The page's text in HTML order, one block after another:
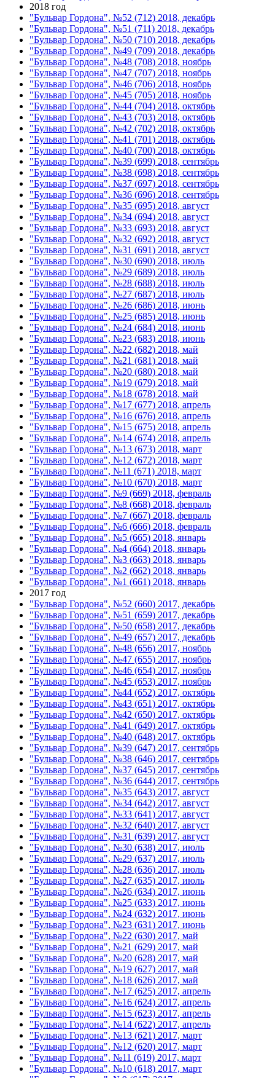
2018 год
"Бульвар Гордона", №52 (712) 2018, декабрь
"Бульвар Гордона", №51 (711) 2018, декабрь
"Бульвар Гордона", №50 (710) 2018, декабрь
"Бульвар Гордона", №49 (709) 2018, декабрь
"Бульвар Гордона", №48 (708) 2018, ноябрь
"Бульвар Гордона", №47 (707) 2018, ноябрь
"Бульвар Гордона", №46 (706) 2018, ноябрь
"Бульвар Гордона", №45 (705) 2018, ноябрь
"Бульвар Гордона", №44 (704) 2018, октябрь
"Бульвар Гордона", №43 (703) 2018, октябрь
"Бульвар Гордона", №42 (702) 2018, октябрь
"Бульвар Гордона", №41 (701) 2018, октябрь
"Бульвар Гордона", №40 (700) 2018, октябрь
"Бульвар Гордона", №39 (699) 2018, сентябрь
"Бульвар Гордона", №38 (698) 2018, сентябрь
"Бульвар Гордона", №37 (697) 2018, сентябрь
"Бульвар Гордона", №36 (696) 2018, сентябрь
"Бульвар Гордона", №35 (695) 2018, август
"Бульвар Гордона", №34 (694) 2018, август
"Бульвар Гордона", №33 (693) 2018, август
"Бульвар Гордона", №32 (692) 2018, август
"Бульвар Гордона", №31 (691) 2018, август
"Бульвар Гордона", №30 (690) 2018, июль
"Бульвар Гордона", №29 (689) 2018, июль
"Бульвар Гордона", №28 (688) 2018, июль
"Бульвар Гордона", №27 (687) 2018, июль
"Бульвар Гордона", №26 (686) 2018, июнь
"Бульвар Гордона", №25 (685) 2018, июнь
"Бульвар Гордона", №24 (684) 2018, июнь
"Бульвар Гордона", №23 (683) 2018, июнь
"Бульвар Гордона", №22 (682) 2018, май
"Бульвар Гордона", №21 (681) 2018, май
"Бульвар Гордона", №20 (680) 2018, май
"Бульвар Гордона", №19 (679) 2018, май
"Бульвар Гордона", №18 (678) 2018, май
"Бульвар Гордона", №17 (677) 2018, апрель
"Бульвар Гордона", №16 (676) 2018, апрель
"Бульвар Гордона", №15 (675) 2018, апрель
"Бульвар Гордона", №14 (674) 2018, апрель
"Бульвар Гордона", №13 (673) 2018, март
"Бульвар Гордона", №12 (672) 2018, март
"Бульвар Гордона", №11 (671) 2018, март
"Бульвар Гордона", №10 (670) 2018, март
"Бульвар Гордона", №9 (669) 2018, февраль
"Бульвар Гордона", №8 (668) 2018, февраль
"Бульвар Гордона", №7 (667) 2018, февраль
"Бульвар Гордона", №6 (666) 2018, февраль
"Бульвар Гордона", №5 (665) 2018, январь
"Бульвар Гордона", №4 (664) 2018, январь
"Бульвар Гордона", №3 (663) 2018, январь
"Бульвар Гордона", №2 (662) 2018, январь
"Бульвар Гордона", №1 (661) 2018, январь
2017 год
"Бульвар Гордона", №52 (660) 2017, декабрь
"Бульвар Гордона", №51 (659) 2017, декабрь
"Бульвар Гордона", №50 (658) 2017, декабрь
"Бульвар Гордона", №49 (657) 2017, декабрь
"Бульвар Гордона", №48 (656) 2017, ноябрь
"Бульвар Гордона", №47 (655) 2017, ноябрь
"Бульвар Гордона", №46 (654) 2017, ноябрь
"Бульвар Гордона", №45 (653) 2017, ноябрь
"Бульвар Гордона", №44 (652) 2017, октябрь
"Бульвар Гордона", №43 (651) 2017, октябрь
"Бульвар Гордона", №42 (650) 2017, октябрь
"Бульвар Гордона", №41 (649) 2017, октябрь
"Бульвар Гордона", №40 (648) 2017, октябрь
"Бульвар Гордона", №39 (647) 2017, сентябрь
"Бульвар Гордона", №38 (646) 2017, сентябрь
"Бульвар Гордона", №37 (645) 2017, сентябрь
"Бульвар Гордона", №36 (644) 2017, сентябрь
"Бульвар Гордона", №35 (643) 2017, август
"Бульвар Гордона", №34 (642) 2017, август
"Бульвар Гордона", №33 (641) 2017, август
"Бульвар Гордона", №32 (640) 2017, август
"Бульвар Гордона", №31 (639) 2017, август
"Бульвар Гордона", №30 (638) 2017, июль
"Бульвар Гордона", №29 (637) 2017, июль
"Бульвар Гордона", №28 (636) 2017, июль
"Бульвар Гордона", №27 (635) 2017, июль
"Бульвар Гордона", №26 (634) 2017, июнь
"Бульвар Гордона", №25 (633) 2017, июнь
"Бульвар Гордона", №24 (632) 2017, июнь
"Бульвар Гордона", №23 (631) 2017, июнь
"Бульвар Гордона", №22 (630) 2017, май
"Бульвар Гордона", №21 (629) 2017, май
"Бульвар Гордона", №20 (628) 2017, май
"Бульвар Гордона", №19 (627) 2017, май
"Бульвар Гордона", №18 (626) 2017, май
"Бульвар Гордона", №17 (625) 2017, апрель
"Бульвар Гордона", №16 (624) 2017, апрель
"Бульвар Гордона", №15 (623) 2017, апрель
"Бульвар Гордона", №14 (622) 2017, апрель
"Бульвар Гордона", №13 (621) 2017, март
"Бульвар Гордона", №12 (620) 2017, март
"Бульвар Гордона", №11 (619) 2017, март
"Бульвар Гордона", №10 (618) 2017, март